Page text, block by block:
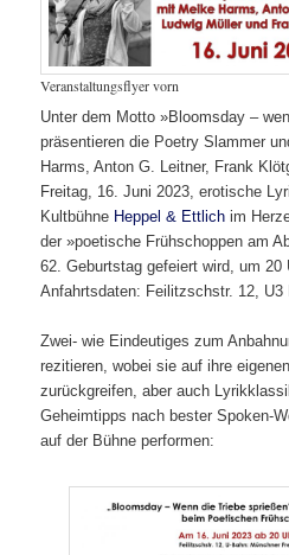
Veranstaltungsflyer vorn
Unter dem Motto »Bloomsday –
präsentieren die Poetry Slammer
Harms, Anton G. Leitner, Frank
Freitag, 16. Juni 2023, erotische
Kultbühne Heppel & Ettlich im
der »poetische Frühschoppen am
62. Geburtstag gefeiert wird, um
Anfahrtsdaten: Feilitzschstr. 12, U3
Zwei- wie Eindeutiges zum
rezitieren, wobei sie auf ihre
zurückgreifen, aber auch
Geheimtipps nach bester Spoken-
auf der Bühne performen: